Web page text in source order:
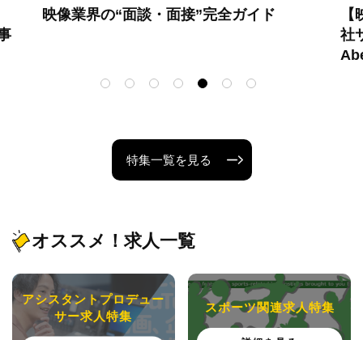
【映像しごと.com 注力企業特集】株式会
ォ
特集一覧を見る
オススメ！求人一覧
アシスタントプロデュー
サー求人特集
スポーツ関連求人特集